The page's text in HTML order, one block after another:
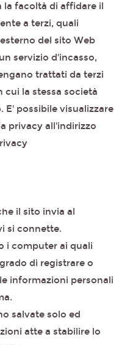
la facoltà di affidare il
a terzi, quali
del sito Web
servizio d'incasso,
trattati da terzi
cui la stessa società
E' possibile visualizzare
privacy all'indirizzo
il sito invia al
si connette.
i computer ai quali
di registrare o
informazioni personali
salvate solo ed
atte a stabilire lo